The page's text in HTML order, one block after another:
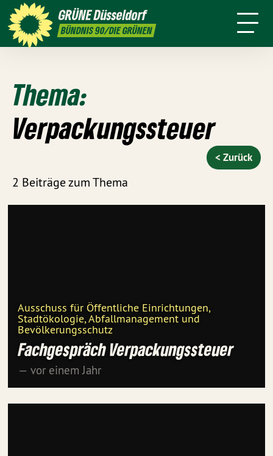
GRÜNEDüsseldorf
BÜNDNIS 90/DIE GRÜNEN
GRÜNFUNK Presse
Stadtbezirke Termine Mitmachen
Thema:
Verpackungssteuer
2 Beiträge zum Thema
< Zurück
Ausschuss für Öffentliche Einrichtungen,
Stadtökologie, Abfallmanagement und
Bevölkerungsschutz
Fachgespräch Verpackungssteuer
— vor einem Jahr